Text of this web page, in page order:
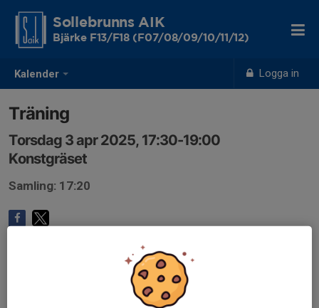
Kalender Logga in
Sollebrunns AIK
Bjärke F13/F18 (F07/08/09/10/11/12)
Träning
Torsdag 3 apr 2025, 17:30-19:00
Konstgräset
Samling: 17:20